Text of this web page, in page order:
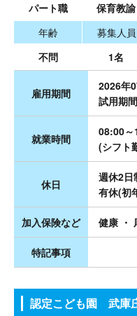
パート職
保育教諭
年齢
募集人員
不問
1名
雇用期間
2026年
試用期
就業時間
08:00
(シフト
休日
週休2日
有休(初
加入保険など 健康 ・
特記事項
認定こども園 武庫